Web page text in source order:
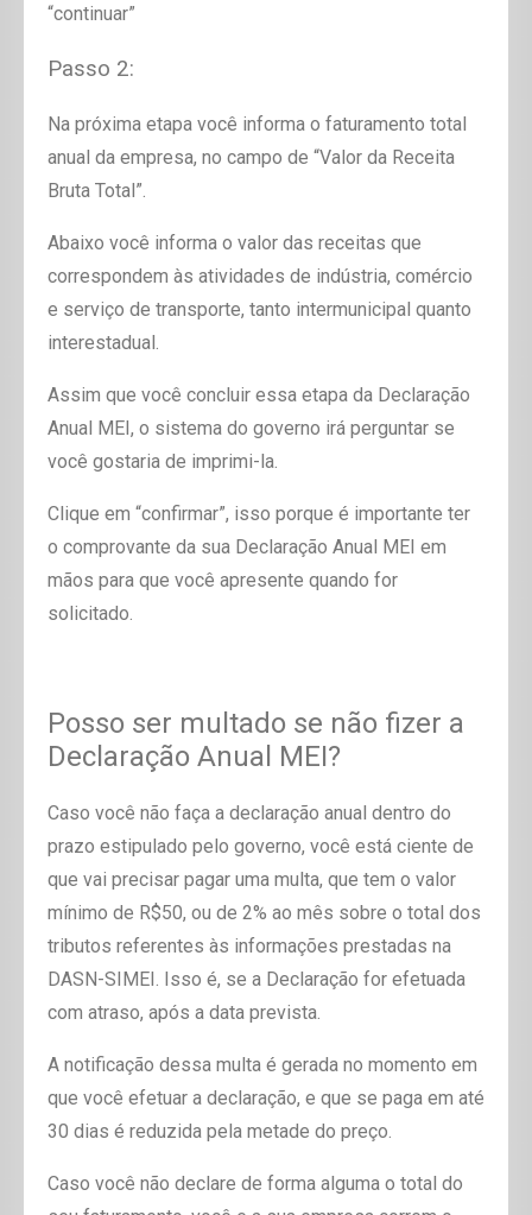
“continuar”
Passo 2:
Na próxima etapa você informa o faturamento total
anual da empresa, no campo de “Valor da Receita
Bruta Total”.
Abaixo você informa o valor das receitas que
correspondem às atividades de indústria, comércio
e serviço de transporte, tanto intermunicipal quanto
interestadual.
Assim que você concluir essa etapa da Declaração
Anual MEI, o sistema do governo irá perguntar se
você gostaria de imprimi-la.
Clique em “confirmar”, isso porque é importante ter
o comprovante da sua Declaração Anual MEI em
mãos para que você apresente quando for
solicitado.
Posso ser multado se não fizer a
Declaração Anual MEI?
Caso você não faça a declaração anual dentro do
prazo estipulado pelo governo, você está ciente de
que vai precisar pagar uma multa, que tem o valor
mínimo de R$50, ou de 2% ao mês sobre o total dos
tributos referentes às informações prestadas na
DASN-SIMEI. Isso é, se a Declaração for efetuada
com atraso, após a data prevista.
A notificação dessa multa é gerada no momento em
que você efetuar a declaração, e que se paga em até
30 dias é reduzida pela metade do preço.
Caso você não declare de forma alguma o total do